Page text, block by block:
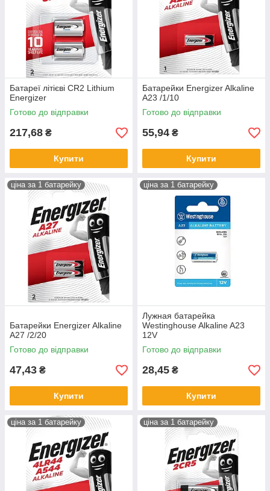
Батареї літієві CR2 Lithium
Energizer
Готово до відправки
217,68 ₴
Купити
Батарейки Energizer Alkaline
A23 /1/10
Готово до відправки
55,94 ₴
Купити
ціна за 1 батарейку
Батарейки Energizer Alkaline
A27 /2/20
Готово до відправки
47,43 ₴
Купити
ціна за 1 батарейку
Лужная батарейка
Westinghouse Alkaline A23
12V
Готово до відправки
28,45 ₴
Купити
ціна за 1 батарейку ціна за 1 батарейку